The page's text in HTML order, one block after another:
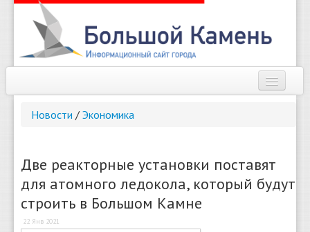
Справочник
Погода
Новости / Экономика
Две реакторные установки поставят
для атомного ледокола, который будут
строить в Большом Камне
22 Янв 2021